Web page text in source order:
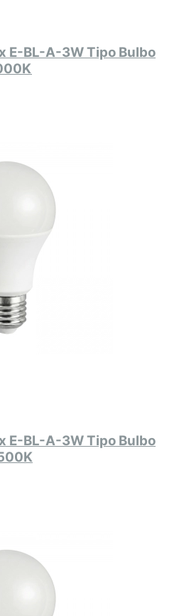
E-BL-A-3W Tipo Bulbo
E-BL-A-3W Tipo Bulbo